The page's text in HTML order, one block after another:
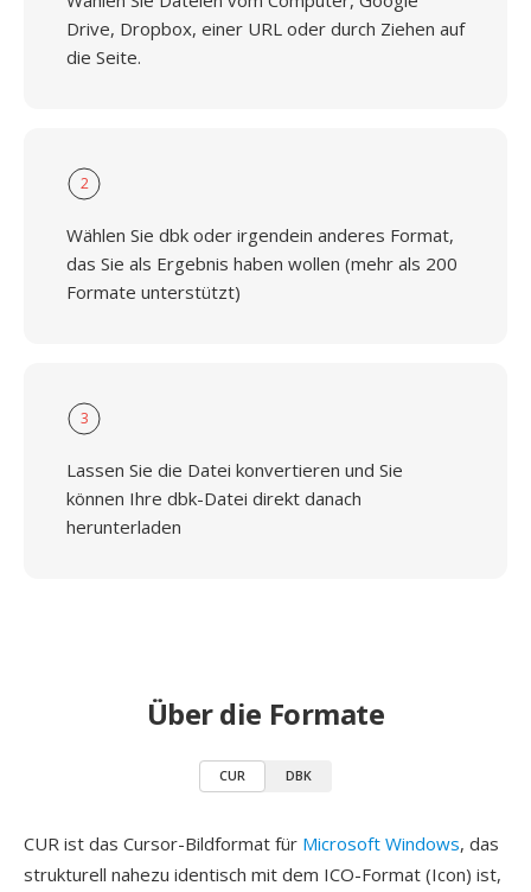
Drive, Dropbox, einer URL oder durch Ziehen auf
die Seite.
2
Wählen Sie dbk oder irgendein anderes Format,
das Sie als Ergebnis haben wollen (mehr als 200
Formate unterstützt)
3
Lassen Sie die Datei konvertieren und Sie
können Ihre dbk-Datei direkt danach
herunterladen
Über die Formate
CUR DBK
CUR ist das Cursor-Bildformat für Microsoft Windows, das
strukturell nahezu identisch mit dem ICO-Format (Icon) ist,